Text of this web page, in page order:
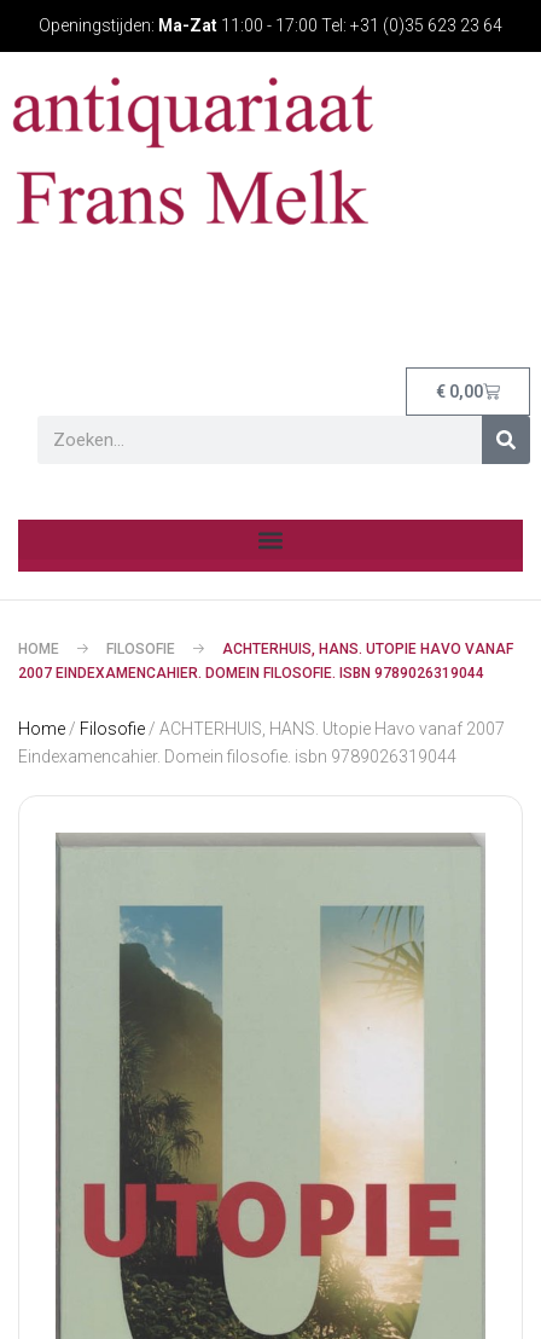
Openingstijden: Ma-Zat 11:00 - 17:00 Tel: +31 (0)35 623 23 64
€ 0,00
HOME FILOSOFIE
ACHTERHUIS, HANS. UTOPIE HAVO VANAF
2007 EINDEXAMENCAHIER. DOMEIN FILOSOFIE. ISBN 9789026319044
Home / Filosofie / ACHTERHUIS, HANS. Utopie Havo vanaf 2007
Eindexamencahier. Domein filosofie. isbn 9789026319044